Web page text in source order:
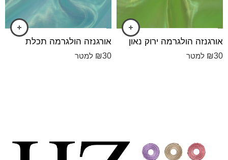
אורגנזה הולגרמה ירוק נאון
₪30 למטר
אורגנזה הולגרמה תכלת
₪30 למטר